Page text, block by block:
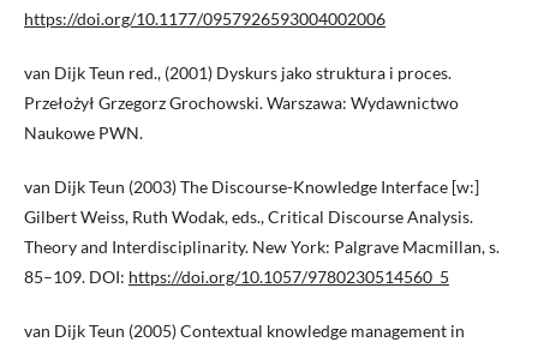
https://doi.org/10.1177/0957926593004002006
van Dijk Teun red., (2001) Dyskurs jako struktura i proces.
Przełożył Grzegorz Grochowski. Warszawa: Wydawnictwo
Naukowe PWN.
van Dijk Teun (2003) The Discourse-Knowledge Interface [w:]
Gilbert Weiss, Ruth Wodak, eds., Critical Discourse Analysis.
Theory and Interdisciplinarity. New York: Palgrave Macmillan, s.
85–109. DOI: https://doi.org/10.1057/9780230514560_5
van Dijk Teun (2005) Contextual knowledge management in